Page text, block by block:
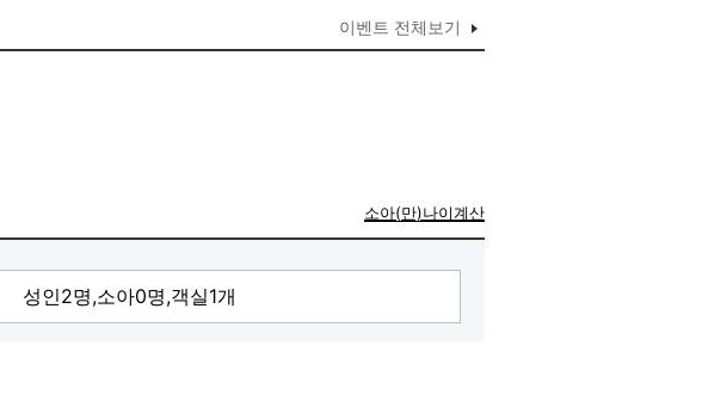
이벤트 전체보기
소아(만)나이계산